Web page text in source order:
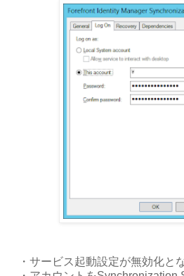
・サービス起動設定が無効化と